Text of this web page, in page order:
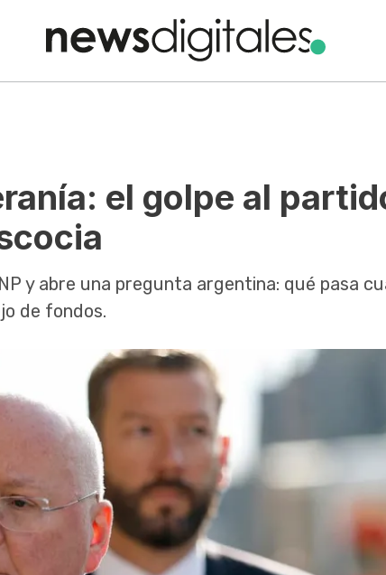
el golpe al
y abre una pregunta argentina: qué pasa
de fondos.